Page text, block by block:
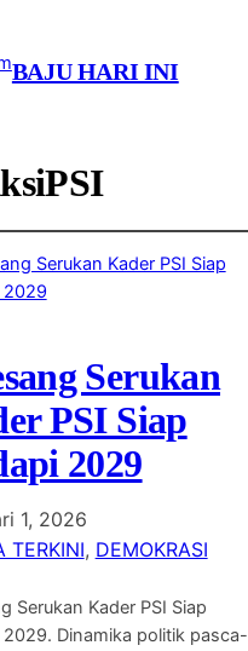
BAJU HARI INI
Serukan
PSI Siap
2029
1, 2026
TERKINI, DEMOKRASI
Serukan Kader PSI Siap
2029. Dinamika politik pasca-